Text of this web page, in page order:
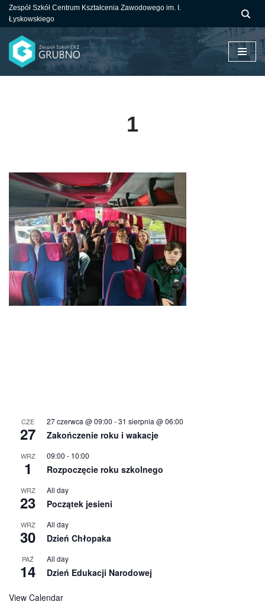
do
treści
Zespół Szkół Centrum Kształcenia Zawodowego im. I.
Łyskowskiego
1
CZE
27
27 czerwca @ 09:00 -31 sierpnia @ 06:00
Zakończenie roku i wakacje
WRZ
1
09:00 - 10:00
Rozpoczęcie roku szkolnego
WRZ
23
All day
Początek jesieni
WRZ
30
All day
Dzień Chłopaka
PAŹ
14
All day
Dzień Edukacji Narodowej
View Calendar